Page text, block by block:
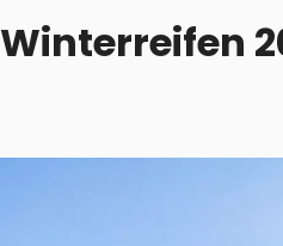
Winterreifen